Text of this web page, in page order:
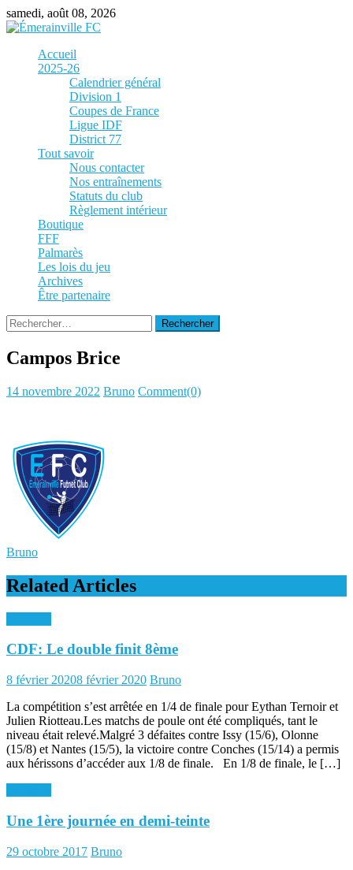
Skip
to
samedi, août 08, 2026
Accueil
2025-26
Calendrier général
Division 1
Coupes de France
Ligue IDF
District 77
Tout savoir
Nous contacter
Nos entraînements
Statuts du club
Règlement intérieur
Boutique
FFF
Palmarès
Les lois du jeu
Archives
Être partenaire
Rechercher :
Campos Brice
Posted
14 novembre 2022 Author
Bruno Comment(0)
Bruno
Related Articles
CDF: Le double finit 8ème
Posted
8 février 20208 février 2020 Author
Bruno
La compétition s’est arrêtée en 1/4 de finale pour Eythan Ternoir et
Julien Riotteau.Les matchs de poule ont été compliqués, tant le
niveau était relevé.Malgré 3 défaites contre Issy (15/6), Olonne
(15/8) et Nantes (15/5), la victoire contre Conches (15/14) a permis
aux hérissons d’accéder aux 1/8 de finale. En 1/8 de finale, le […]
Une 1ère journée en demi-teinte
Posted
29 octobre 2017 Author
Bruno